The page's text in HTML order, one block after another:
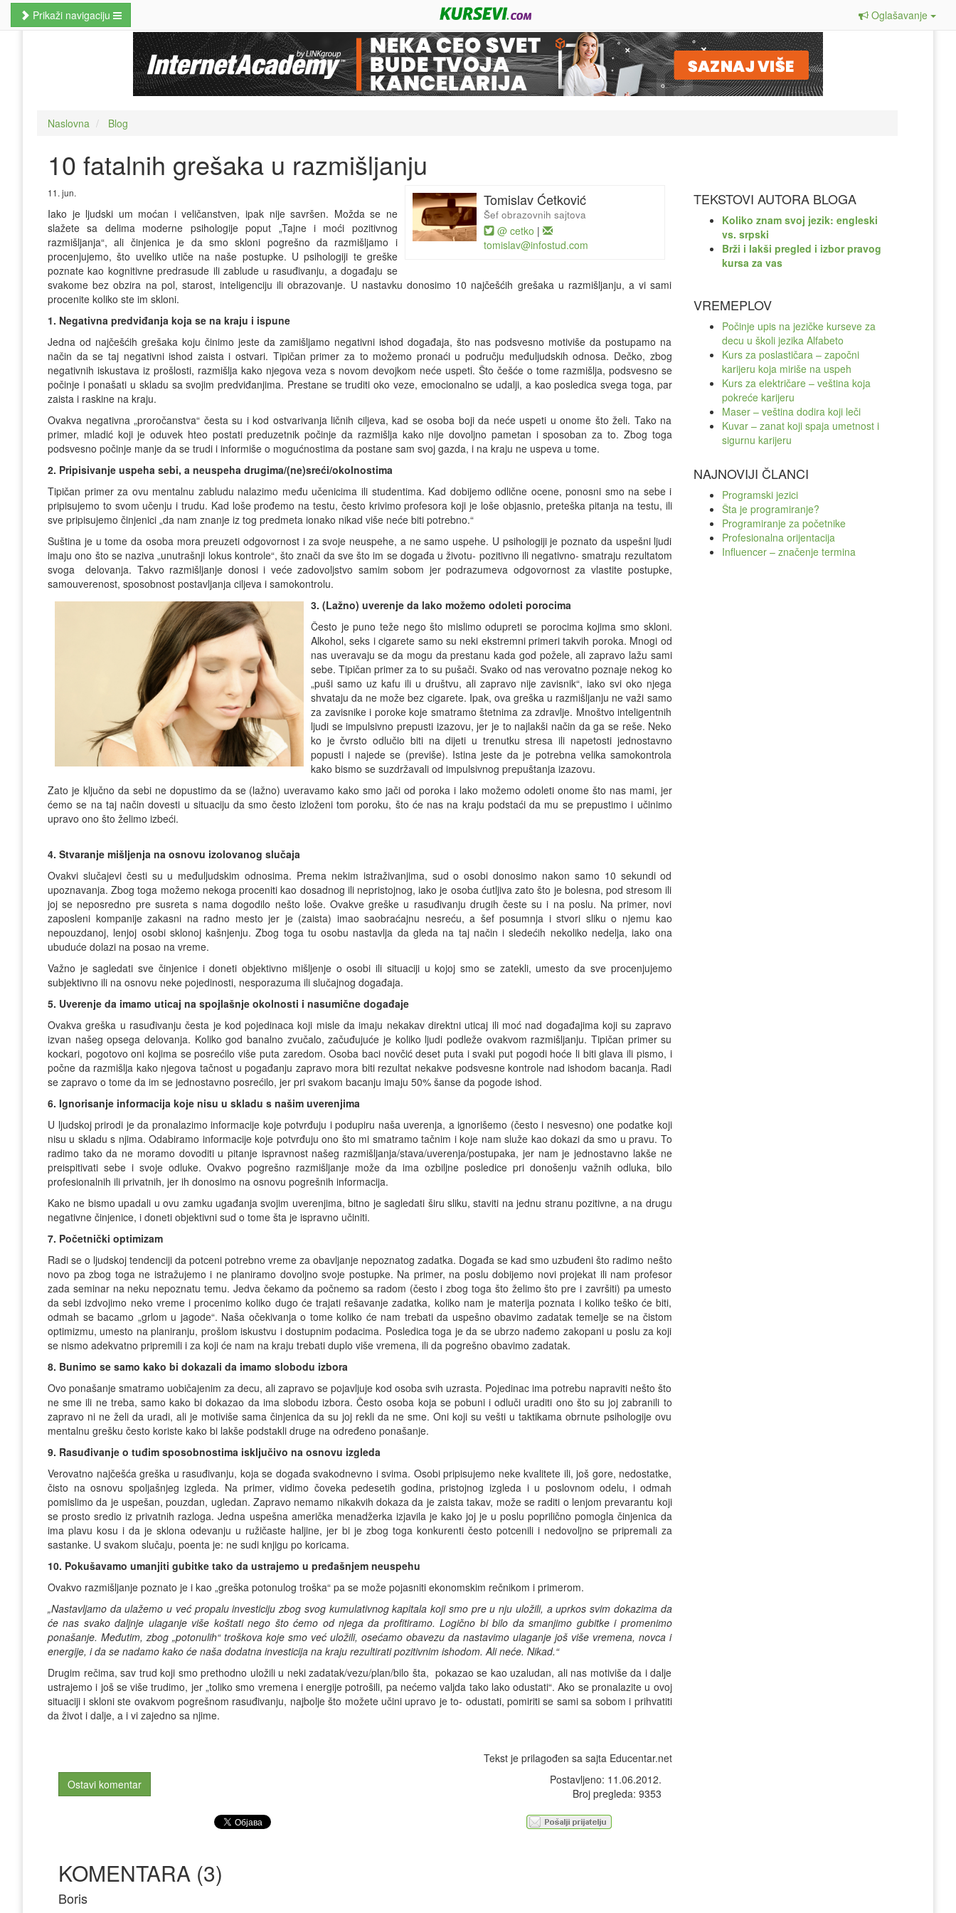
Prikaži navigaciju
Oglašavanje
Kursevi računara
MBA studije
Prekvalifikacije i zanati
Hobi kursevi
Nauči odmah
Pretraži kurseve
Naslovna Blog
10 fatalnih grešaka u razmišljanju
Tomislav Ćetković
Šef obrazovnih sajtova
@ cetko |
tomislav@infostud.com
11. jun.
Iako je ljudski um moćan i veličanstven, ipak nije savršen. Možda se ne
slažete sa delima moderne psihologije poput „Tajne i moći pozitivnog
razmišljanja“, ali činjenica je da smo skloni pogrešno da razmišljamo i
procenjujemo, što uveliko utiče na naše postupke. U psihologiji te greške
poznate kao kognitivne predrasude ili zablude u rasuđivanju, a događaju se
svakome bez obzira na pol, starost, inteligenciju ili obrazovanje. U nastavku donosimo 10 najčešćih grešaka u razmišljanju, a vi sami
procenite koliko ste im skloni.
1. Negativna predviđanja koja se na kraju i ispune
Jedna od najčešćih grešaka koju činimo jeste da zamišljamo negativni ishod događaja, što nas podsvesno motiviše da postupamo na
način da se taj negativni ishod zaista i ostvari. Tipičan primer za to možemo pronaći u području međuljudskih odnosa. Dečko, zbog
negativnih iskustava iz prošlosti, razmišlja kako njegova veza s novom devojkom neće uspeti. Što češće o tome razmišlja, podsvesno se
počinje i ponašati u skladu sa svojim predviđanjima. Prestane se truditi oko veze, emocionalno se udalji, a kao posledica svega toga, par
zaista i raskine na kraju.
Ovakva negativna „proročanstva“ česta su i kod ostvarivanja ličnih ciljeva, kad se osoba boji da neće uspeti u onome što želi. Tako na
primer, mladić koji je oduvek hteo postati preduzetnik počinje da razmišlja kako nije dovoljno pametan i sposoban za to. Zbog toga
podsvesno počinje manje da se trudi i informiše o mogućnostima da postane sam svoj gazda, i na kraju ne uspeva u tome.
2. Pripisivanje uspeha sebi, a neuspeha drugima/(ne)sreći/okolnostima
Tipičan primer za ovu mentalnu zabludu nalazimo među učenicima ili studentima. Kad dobijemo odlične ocene, ponosni smo na sebe i
pripisujemo to svom učenju i trudu. Kad loše prođemo na testu, često krivimo profesora koji je loše objasnio, preteška pitanja na testu, ili
sve pripisujemo činjenici „da nam znanje iz tog predmeta ionako nikad više neće biti potrebno.“
Suština je u tome da osoba mora preuzeti odgovornost i za svoje neuspehe, a ne samo uspehe. U psihologiji je poznato da uspešni ljudi
imaju ono što se naziva „unutrašnji lokus kontrole“, što znači da sve što im se događa u životu- pozitivno ili negativno- smatraju rezultatom
svoga delovanja. Takvo razmišljanje donosi i veće zadovoljstvo samim sobom jer podrazumeva odgovornost za vlastite postupke,
samouverenost, sposobnost postavljanja ciljeva i samokontrolu.
3. (Lažno) uverenje da lako možemo odoleti porocima
Često je puno teže nego što mislimo odupreti se porocima kojima smo skloni.
Alkohol, seks i cigarete samo su neki ekstremni primeri takvih poroka. Mnogi od
nas uveravaju se da mogu da prestanu kada god požele, ali zapravo lažu sami
sebe. Tipičan primer za to su pušači. Svako od nas verovatno poznaje nekog ko
„puši samo uz kafu ili u društvu, ali zapravo nije zavisnik“, iako svi oko njega
shvataju da ne može bez cigarete. Ipak, ova greška u razmišljanju ne važi samo
za zavisnike i poroke koje smatramo štetnima za zdravlje. Mnoštvo inteligentnih
ljudi se impulsivno prepusti izazovu, jer je to najlakši način da ga se reše. Neko
ko je čvrsto odlučio biti na dijeti u trenutku stresa ili napetosti jednostavno
popusti i najede se (previše). Istina jeste da je potrebna velika samokontrola
kako bismo se suzdržavali od impulsivnog prepuštanja izazovu.
Zato je ključno da sebi ne dopustimo da se (lažno) uveravamo kako smo jači od poroka i lako možemo odoleti onome što nas mami, jer
ćemo se na taj način dovesti u situaciju da smo često izloženi tom poroku, što će nas na kraju podstaći da mu se prepustimo i učinimo
upravo ono što želimo izbeći.
4. Stvaranje mišljenja na osnovu izolovanog slučaja
Ovakvi slučajevi česti su u međuljudskim odnosima. Prema nekim istraživanjima, sud o osobi donosimo nakon samo 10 sekundi od
upoznavanja. Zbog toga možemo nekoga proceniti kao dosadnog ili nepristojnog, iako je osoba ćutljiva zato što je bolesna, pod stresom ili
joj se neposredno pre susreta s nama dogodilo nešto loše. Ovakve greške u rasuđivanju drugih česte su i na poslu. Na primer, novi
zaposleni kompanije zakasni na radno mesto jer je (zaista) imao saobraćajnu nesreću, a šef posumnja i stvori sliku o njemu kao
nepouzdanoj, lenjoj osobi sklonoj kašnjenju. Zbog toga tu osobu nastavlja da gleda na taj način i sledećih nekoliko nedelja, iako ona
ubuduće dolazi na posao na vreme.
Važno je sagledati sve činjenice i doneti objektivno mišljenje o osobi ili situaciji u kojoj smo se zatekli, umesto da sve procenjujemo
subjektivno ili na osnovu neke pojedinosti, nesporazuma ili slučajnog događaja.
5. Uverenje da imamo uticaj na spojlašnje okolnosti i nasumične događaje
Ovakva greška u rasuđivanju česta je kod pojedinaca koji misle da imaju nekakav direktni uticaj ili moć nad događajima koji su zapravo
izvan našeg opsega delovanja. Koliko god banalno zvučalo, začuđujuće je koliko ljudi podleže ovakvom razmišljanju. Tipičan primer su
kockari, pogotovo oni kojima se posrećilo više puta zaredom. Osoba baci novčić deset puta i svaki put pogodi hoće li biti glava ili pismo, i
počne da razmišlja kako njegova tačnost u pogađanju zapravo mora biti rezultat nekakve podsvesne kontrole nad ishodom bacanja. Radi
se zapravo o tome da im se jednostavno posrećilo, jer pri svakom bacanju imaju 50% šanse da pogode ishod.
6. Ignorisanje informacija koje nisu u skladu s našim uverenjima
U ljudskoj prirodi je da pronalazimo informacije koje potvrđuju i podupiru naša uverenja, a ignorišemo (često i nesvesno) one podatke koji
nisu u skladu s njima. Odabiramo informacije koje potvrđuju ono što mi smatramo tačnim i koje nam služe kao dokazi da smo u pravu. To
radimo tako da ne moramo dovoditi u pitanje ispravnost našeg razmišljanja/stava/uverenja/postupaka, jer nam je jednostavno lakše ne
preispitivati sebe i svoje odluke. Ovakvo pogrešno razmišljanje može da ima ozbiljne posledice pri donošenju važnih odluka, bilo
profesionalnih ili privatnih, jer ih donosimo na osnovu pogrešnih informacija.
Kako ne bismo upadali u ovu zamku ugađanja svojim uverenjima, bitno je sagledati širu sliku, staviti na jednu stranu pozitivne, a na drugu
negativne činjenice, i doneti objektivni sud o tome šta je ispravno učiniti.
7. Početnički optimizam
Radi se o ljudskoj tendenciji da potceni potrebno vreme za obavljanje nepoznatog zadatka. Događa se kad smo uzbuđeni što radimo nešto
novo pa zbog toga ne istražujemo i ne planiramo dovoljno svoje postupke. Na primer, na poslu dobijemo novi projekat ili nam profesor
zada seminar na neku nepoznatu temu. Jedva čekamo da počnemo sa radom (često i zbog toga što želimo što pre i završiti) pa umesto
da sebi izdvojimo neko vreme i procenimo koliko dugo će trajati rešavanje zadatka, koliko nam je materija poznata i koliko teško će biti,
odmah se bacamo „grlom u jagode“. Naša očekivanja o tome koliko će nam trebati da uspešno obavimo zadatak temelje se na čistom
optimizmu, umesto na planiranju, prošlom iskustvu i dostupnim podacima. Posledica toga je da se ubrzo nađemo zakopani u poslu za koji
se nismo adekvatno pripremili i za koji će nam na kraju trebati duplo više vremena, ili da pogrešno obavimo zadatak.
8. Bunimo se samo kako bi dokazali da imamo slobodu izbora
Ovo ponašanje smatramo uobičajenim za decu, ali zapravo se pojavljuje kod osoba svih uzrasta. Pojedinac ima potrebu napraviti nešto što
ne sme ili ne treba, samo kako bi dokazao da ima slobodu izbora. Često osoba koja se pobuni i odluči uraditi ono što su joj zabranili to
zapravo ni ne želi da uradi, ali je motiviše sama činjenica da su joj rekli da ne sme. Oni koji su vešti u taktikama obrnute psihologije ovu
mentalnu grešku često koriste kako bi lakše podstakli druge na određeno ponašanje.
9. Rasuđivanje o tuđim sposobnostima isključivo na osnovu izgleda
Verovatno najčešća greška u rasuđivanju, koja se događa svakodnevno i svima. Osobi pripisujemo neke kvalitete ili, još gore, nedostatke,
čisto na osnovu spoljašnjeg izgleda. Na primer, vidimo čoveka pedesetih godina, pristojnog izgleda i u poslovnom odelu, i odmah
pomislimo da je uspešan, pouzdan, ugledan. Zapravo nemamo nikakvih dokaza da je zaista takav, može se raditi o lenjom prevarantu koji
se prosto sredio iz privatnih razloga. Jedna uspešna američka menadžerka izjavila je kako joj je u poslu poprilično pomogla činjenica da
ima plavu kosu i da je sklona odevanju u ružičaste haljine, jer bi je zbog toga konkurenti često potcenili i nedovoljno se pripremali za
sastanke. U svakom slučaju, poenta je: ne sudi knjigu po koricama.
10. Pokušavamo umanjiti gubitke tako da ustrajemo u pređašnjem neuspehu
Ovakvo razmišljanje poznato je i kao „greška potonulog troška“ pa se može pojasniti ekonomskim rečnikom i primerom.
„Nastavljamo da ulažemo u već propalu investiciju zbog svog kumulativnog kapitala koji smo pre u nju uložili, a uprkos svim dokazima da
će nas svako daljnje ulaganje više koštati nego što ćemo od njega da profitiramo. Logično bi bilo da smanjimo gubitke i promenimo
ponašanje. Međutim, zbog „potonulih“ troškova koje smo već uložili, osećamo obavezu da nastavimo ulaganje još više vremena, novca i
energije, i da se nadamo kako će naša dodatna investicija na kraju rezultirati pozitivnim ishodom. Ali neće. Nikad.“
Drugim rečima, sav trud koji smo prethodno uložili u neki zadatak/vezu/plan/bilo šta, pokazao se kao uzaludan, ali nas motiviše da i dalje
ustrajemo i još se više trudimo, jer „toliko smo vremena i energije potrošili, pa nećemo valjda tako lako odustati“. Ako se pronalazite u ovoj
situaciji i skloni ste ovakvom pogrešnom rasuđivanju, najbolje što možete učini upravo je to- odustati, pomiriti se sami sa sobom i prihvatiti
da život i dalje, a i vi zajedno sa njime.
Tekst je prilagođen sa sajta Educentar.net
Ostavi komentar
Postavljeno: 11.06.2012.
Broj pregleda: 9353
KOMENTARA (3)
Boris
TEKSTOVI AUTORA BLOGA
Koliko znam svoj jezik: engleski
vs. srpski
Brži i lakši pregled i izbor pravog
kursa za vas
VREMEPLOV
Počinje upis na jezičke kurseve za
decu u školi jezika Alfabeto
Kurs za poslastičara – započni
karijeru koja miriše na uspeh
Kurs za električare – veština koja
pokreće karijeru
Maser – veština dodira koji leči
Kuvar – zanat koji spaja umetnost i
sigurnu karijeru
NAJNOVIJI ČLANCI
Programski jezici
Šta je programiranje?
Programiranje za početnike
Profesionalna orijentacija
Influencer – značenje termina